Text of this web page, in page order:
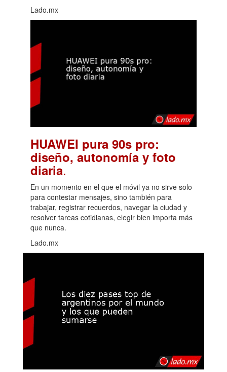
Lado.mx
HUAWEI pura 90s pro:
diseño, autonomía y foto
diaria.
En un momento en el que el móvil ya no sirve solo
para contestar mensajes, sino también para
trabajar, registrar recuerdos, navegar la ciudad y
resolver tareas cotidianas, elegir bien importa más
que nunca.
Lado.mx